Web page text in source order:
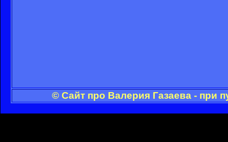
© Сайт про Валерия Газаева - при